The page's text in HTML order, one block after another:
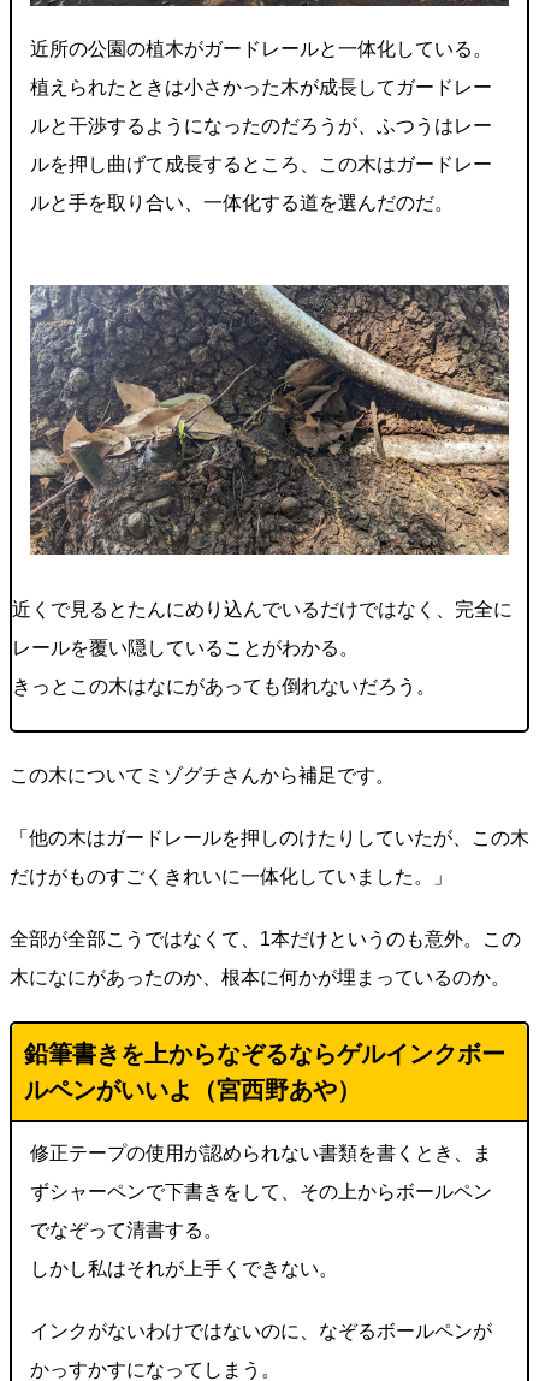
近所の公園の植木がガードレールと一体化している。
植えられたときは小さかった木が成長してガードレー
ルと干渉するようになったのだろうが、ふつうはレー
ルを押し曲げて成長するところ、この木はガードレー
ルと手を取り合い、一体化する道を選んだのだ。
近くで見るとたんにめり込んでいるだけではなく、完全に
レールを覆い隠していることがわかる。
きっとこの木はなにがあっても倒れないだろう。
この木についてミゾグチさんから補足です。
「他の木はガードレールを押しのけたりしていたが、この木
だけがものすごくきれいに一体化していました。」
全部が全部こうではなくて、1本だけというのも意外。この
木になにがあったのか、根本に何かが埋まっているのか。
鉛筆書きを上からなぞるならゲルインクボー
ルペンがいいよ（宮西野あや）
修正テープの使用が認められない書類を書くとき、ま
ずシャーペンで下書きをして、その上からボールペン
でなぞって清書する。
しかし私はそれが上手くできない。
インクがないわけではないのに、なぞるボールペンが
かっすかすになってしまう。